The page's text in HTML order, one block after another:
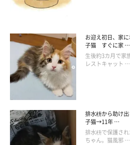
「顔まわりがいいニオイ」なの
お迎え初日、家
子猫 すぐに家 …
生後約3カ月で家
レストキャット …
排水枡から助け
子猫→11年 …
排水枡で保護さ
ちゃん。猫風邪 …